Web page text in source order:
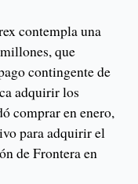
contempla una
que
contingente de
adquirir los
comprar en enero,
para adquirir el
de Frontera en